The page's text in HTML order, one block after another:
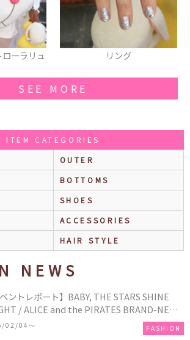
グ ルーズソックス
SEE MORE
ITEM CATEGORIES
OUTER
BOTTOMS
SHOES
ACCESSORIES
HAIR STYLE
NEWS
ベントレポート】BABY, THE STARS SHINE
/ ALICE and the PIRATES BRAND-NEW
in TOKYO
02/04〜 FASHION